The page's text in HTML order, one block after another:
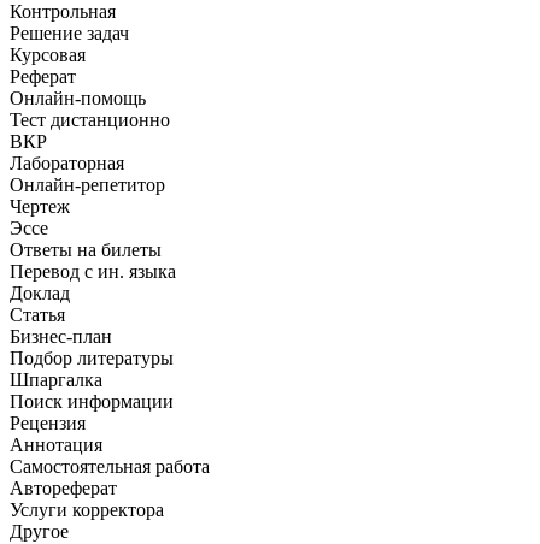
Контрольная
Решение задач
Курсовая
Реферат
Онлайн-помощь
Тест дистанционно
ВКР
Лабораторная
Онлайн-репетитор
Чертеж
Эссе
Ответы на билеты
Перевод с ин. языка
Доклад
Статья
Бизнес-план
Подбор литературы
Шпаргалка
Поиск информации
Рецензия
Аннотация
Самостоятельная работа
Автореферат
Услуги корректора
Другое